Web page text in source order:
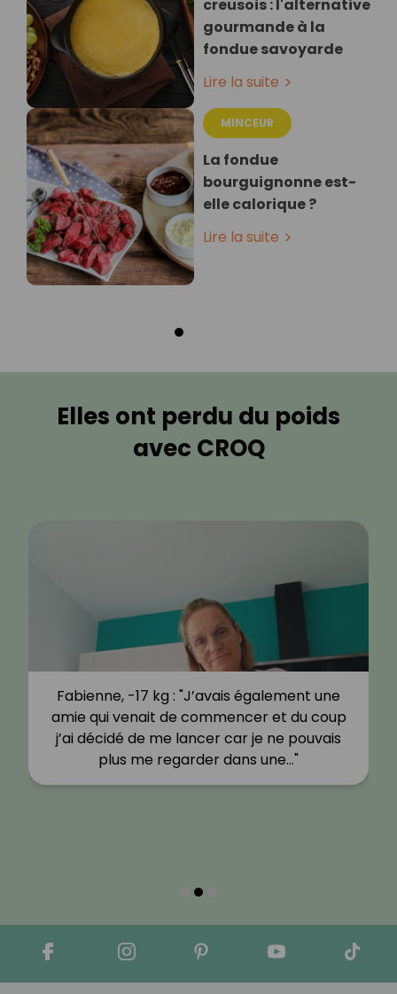
creusois : l'alternative
gourmande à la
fondue savoyarde
Lire la suite
MINCEUR
La fondue
bourguignonne est-
elle calorique ?
Lire la suite
Elles ont perdu du poids
avec CROQ
Fabienne, -17 kg : "J’avais également une
amie qui venait de commencer et du coup
j’ai décidé de me lancer car je ne pouvais
plus me regarder dans une…"